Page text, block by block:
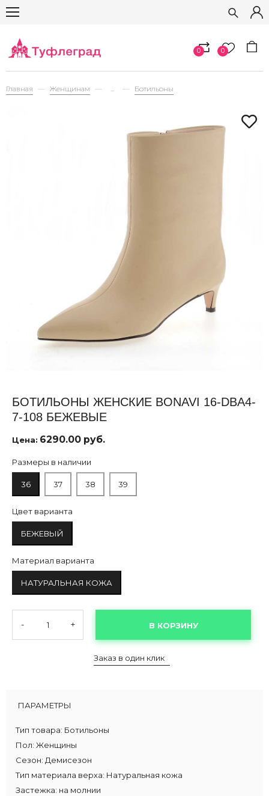
0 0
Главная Женщинам ... Ботильоны
БОТИЛЬОНЫ ЖЕНСКИЕ BONAVI 16-DBA4-
7-108 БЕЖЕВЫЕ
Цена: 6290.00 руб.
Размеры в наличии
36 37 38 39
Цвет варианта
БЕЖЕВЫЙ
Материал варианта
НАТУРАЛЬНАЯ КОЖА
- + В КОРЗИНУ
Заказ в один клик
ПАРАМЕТРЫ
Тип товара: Ботильоны
Пол: Женщины
Сезон: Демисезон
Тип материала верха: Натуральная кожа
Застежка: на молнии